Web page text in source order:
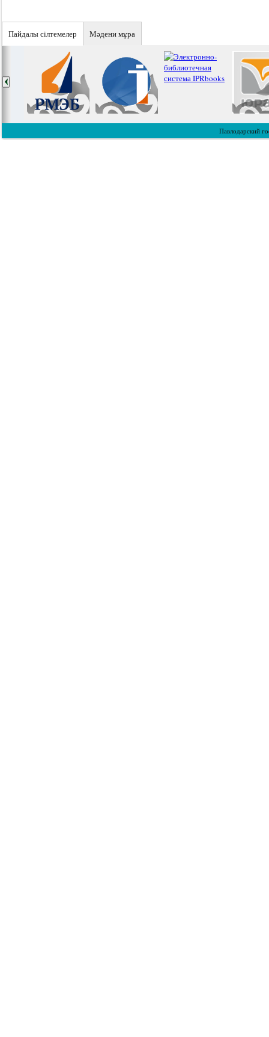
Пайдалы сiлтемелер Мәдени мұра
Павлодарский